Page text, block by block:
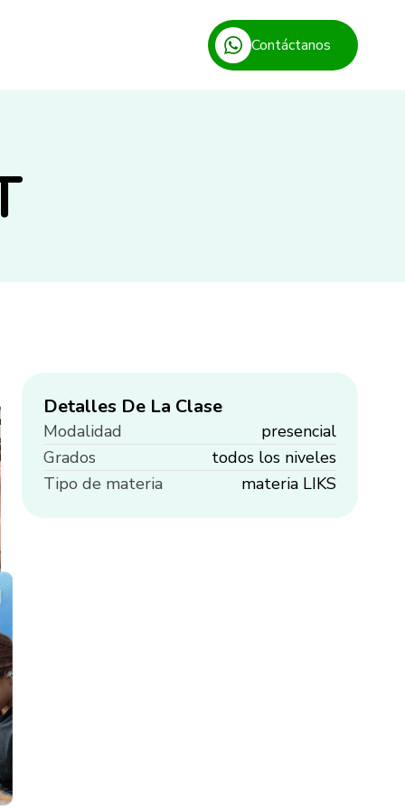
Contáctanos
Detalles De La Clase
Modalidad
presencial
Grados
todos los niveles
Tipo de materia
materia LIKS